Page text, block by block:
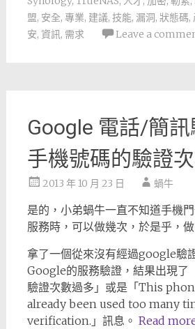
盟, 安全, 專業, 建議, 技能, 漏洞, 狀態碼,
安, 資訊, 需求 Leave a
Google 電話/簡訊
手機號碼的驗證
2013 年 10 月 23 日 蝸牛
是的，小弟蝸牛一直不知道手機
服務時，可以做幾次，於是乎，
拿了一個從來沒有經過google驗
Google的服務驗證，結果出現了
驗證次數過多」或是「This
already been used too many
verification.」訊息。 Read